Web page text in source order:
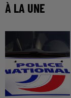
À LA UNE